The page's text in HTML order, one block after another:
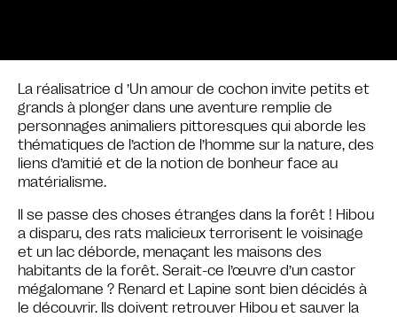
La réalisatrice d ’Un amour de cochon invite petits et
grands à plonger dans une aventure remplie de
personnages animaliers pittoresques qui aborde les
thématiques de l’action de l’homme sur la nature, des
liens d’amitié et de la notion de bonheur face au
matérialisme.
Il se passe des choses étranges dans la forêt ! Hibou
a disparu, des rats malicieux terrorisent le voisinage
et un lac déborde, menaçant les maisons des
habitants de la forêt. Serait-ce l’œuvre d’un castor
mégalomane ? Renard et Lapine sont bien décidés à
le découvrir. Ils doivent retrouver Hibou et sauver la